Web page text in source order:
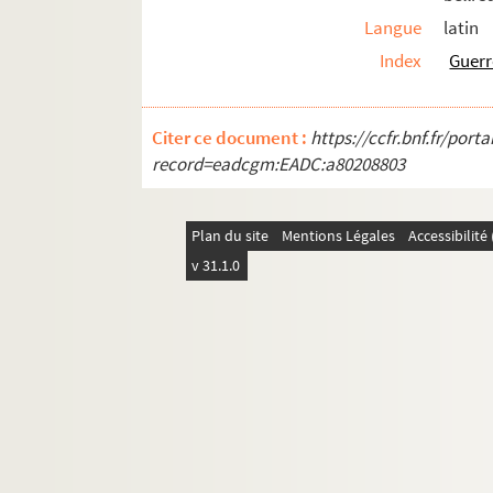
Fol. 380 bis. Observations du comte
Fol. 385. « Déclaration du comte de
Fol. 386. « Manifiesto que hizieron los
Fol. 388. « Copie du manifeste de
Fol. 392. « Desafio del duque de
Fol. 394. « Traslado de una carta en
Langue
latin
Index
Citer ce document : https://ccfr.bnf.fr/
record=eadcgm:EADC:a80208803
Plan du site Mentions Légales
v 31.1.0